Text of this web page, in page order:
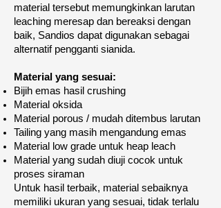
material tersebut memungkinkan larutan
leaching meresap dan bereaksi dengan
baik, Sandios dapat digunakan sebagai
alternatif pengganti sianida.
Material yang sesuai:
Bijih emas hasil crushing
Material oksida
Material porous / mudah ditembus larutan
Tailing yang masih mengandung emas
Material low grade untuk heap leach
Material yang sudah diuji cocok untuk
proses siraman
Untuk hasil terbaik, material sebaiknya
memiliki ukuran yang sesuai, tidak terlalu